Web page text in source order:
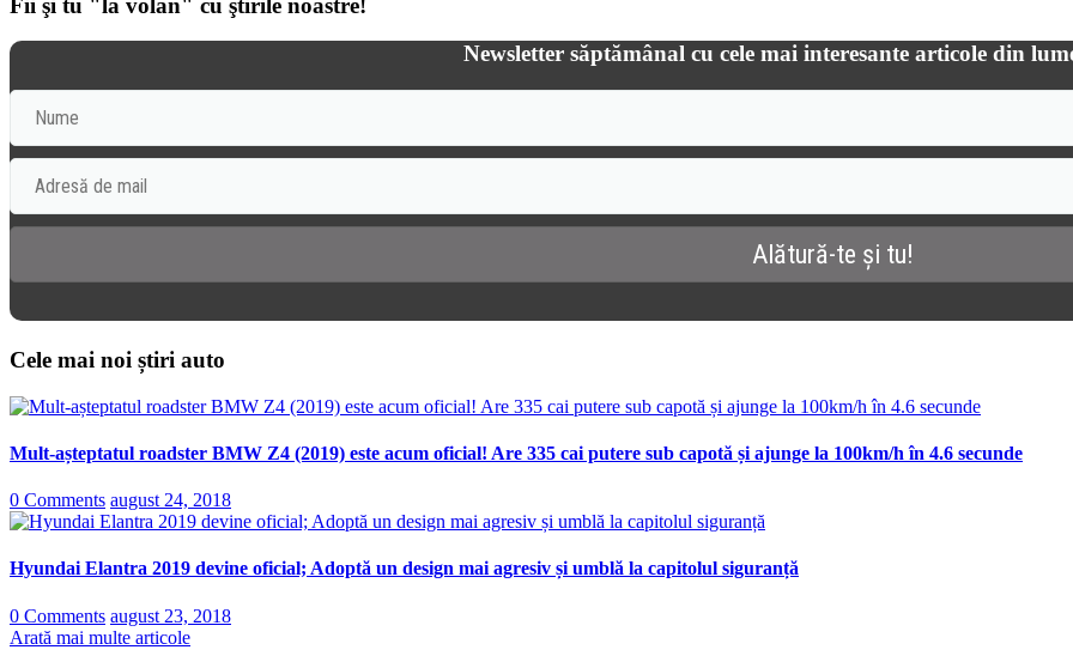
Newsletter săptămânal cu cele mai interesante articole din
Cele mai noi știri auto
Mult-așteptatul roadster BMW Z4 (2019) este acum oficial! Are 335 cai putere sub capotă și ajunge la 100km/h în 4.6 secunde
0 Comments august 24, 2018
Hyundai Elantra 2019 devine oficial; Adoptă un design mai agresiv și umblă la capitolul siguranță
0 Comments august 23, 2018
Arată mai multe articole